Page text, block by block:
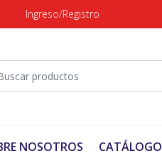
Ingreso/Registro
NOSOTROS CATÁLOGO